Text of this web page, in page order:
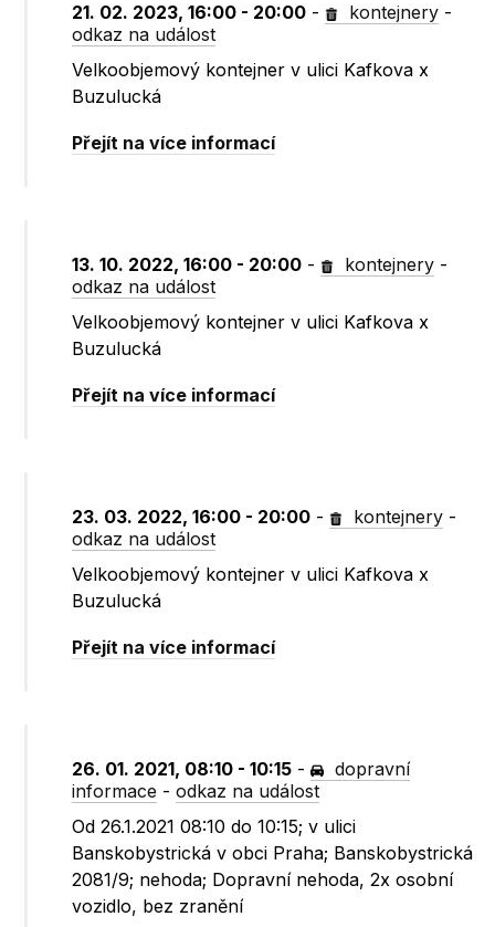
21. 02. 2023, 16:00 - 20:00 - kontejnery -
odkaz na událost
Velkoobjemový kontejner v ulici Kafkova x
Buzulucká
Přejít na více informací
13. 10. 2022, 16:00 - 20:00 - kontejnery -
odkaz na událost
Velkoobjemový kontejner v ulici Kafkova x
Buzulucká
Přejít na více informací
23. 03. 2022, 16:00 - 20:00 - kontejnery -
odkaz na událost
Velkoobjemový kontejner v ulici Kafkova x
Buzulucká
Přejít na více informací
26. 01. 2021, 08:10 - 10:15 -
dopravní
informace -odkaz na událost
Od 26.1.2021 08:10 do 10:15; v ulici
Banskobystrická v obci Praha; Banskobystrická
2081/9; nehoda; Dopravní nehoda, 2x osobní
vozidlo, bez zranění